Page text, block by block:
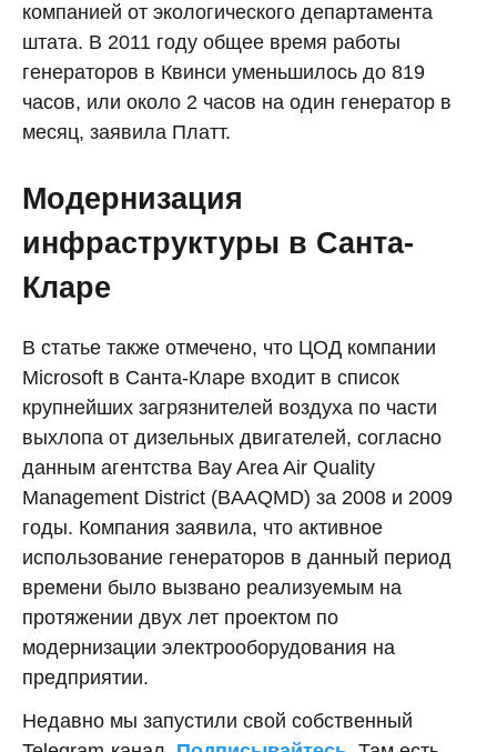
компанией от экологического департамента
штата. В 2011 году общее время работы
генераторов в Квинси уменьшилось до 819
часов, или около 2 часов на один генератор в
месяц, заявила Платт.
Модернизация
инфраструктуры в Санта-
Кларе
В статье также отмечено, что ЦОД компании
Microsoft в Санта-Кларе входит в список
крупнейших загрязнителей воздуха по части
выхлопа от дизельных двигателей, согласно
данным агентства Bay Area Air Quality
Management District (BAAQMD) за 2008 и 2009
годы. Компания заявила, что активное
использование генераторов в данный период
времени было вызвано реализуемым на
протяжении двух лет проектом по
модернизации электрооборудования на
предприятии.
Недавно мы запустили свой собственный